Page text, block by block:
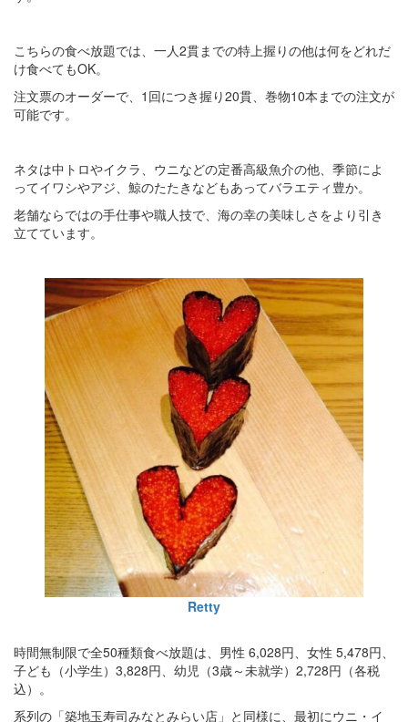
こちらの食べ放題では、一人2貫までの特上握りの他は何をどれだ
け食べてもOK。
注文票のオーダーで、1回につき握り20貫、巻物10本までの注文が
可能です。
ネタは中トロやイクラ、ウニなどの定番高級魚介の他、季節によ
ってイワシやアジ、鯨のたたきなどもあってバラエティ豊か。
老舗ならではの手仕事や職人技で、海の幸の美味しさをより引き
立てています。
Retty
時間無制限で全50種類食べ放題は、男性 6,028円、女性 5,478円、
子ども（小学生）3,828円、幼児（3歳～未就学）2,728円（各税
込）。
系列の「築地玉寿司みなとみらい店」と同様に、最初にウニ・イ